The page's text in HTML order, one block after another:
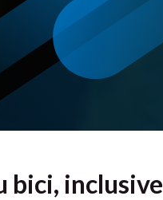
bici, inclusive